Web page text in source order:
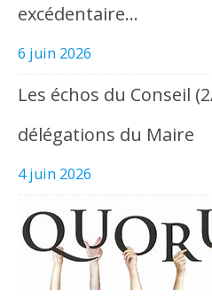
excédentaire…
6 juin 2026
Les échos du Conseil
délégations du Maire
4 juin 2026